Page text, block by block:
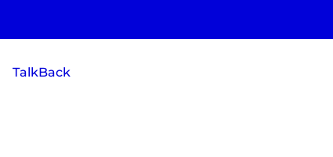
TalkBack